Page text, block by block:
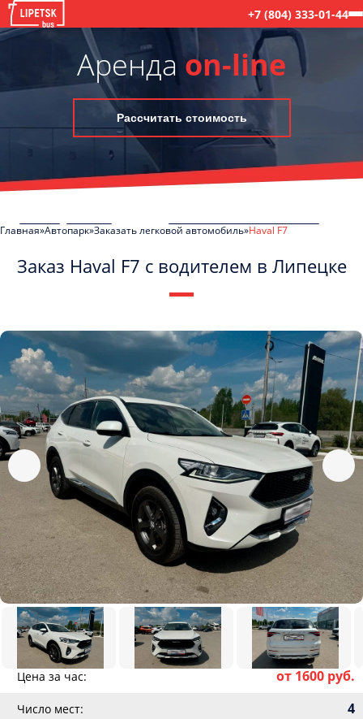
+7 (804) 333-01-44
Аренда on-line
Рассчитать стоимость
Главная Автопарк Заказать легковой автомобиль Haval F7
Заказ Haval F7 с водителем в Липецке
Цена за час: от 1600 руб.
Число мест: 4
обработку моих Персональных данных